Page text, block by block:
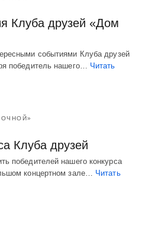
Клуба друзей «Дом
событиями Клуба друзей
победитель нашего… Читать
Клуба друзей
победителей нашего конкурса
концертном зале… Читать